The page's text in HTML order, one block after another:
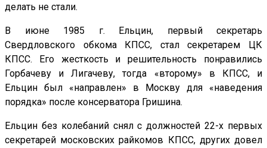
делать не стали.
В июне 1985 г. Ельцин, первый секретарь
Свердловского обкома КПСС, стал секретарем ЦК
КПСС. Его жесткость и решительность понравились
Горбачеву и Лигачеву, тогда «второму» в КПСС, и
Ельцин был «направлен» в Москву для «наведения
порядка» после консерватора Гришина.
Ельцин без колебаний снял с должностей 22-х первых
секретарей московских райкомов КПСС, других довел